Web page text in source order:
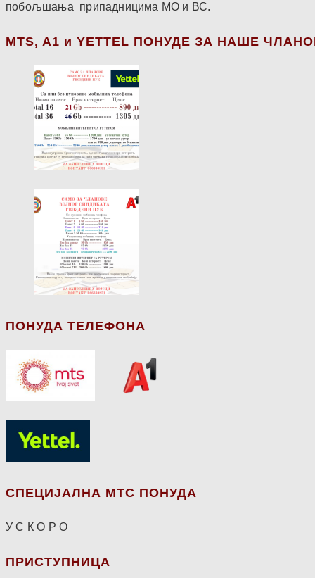
побољшања припадницима МО и ВС.
МТS, A1 и YETTEL ПОНУДЕ ЗА НАШЕ
ПОНУДА ТЕЛЕФОНА
СПЕЦИЈАЛНА МТС ПОНУДА
У С К О Р О
ПРИСТУПНИЦА